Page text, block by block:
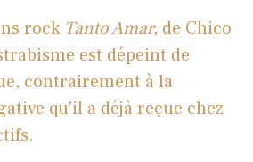
rock Tanto Amar, de Chico
est dépeint de
contrairement à la
qu'il a déjà reçue chez